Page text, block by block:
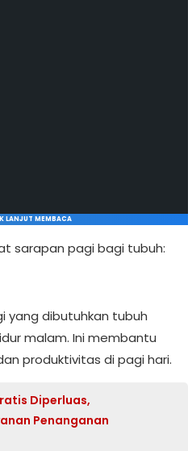
LANJUT MEMBACA
sarapan pagi bagi tubuh:
yang dibutuhkan tubuh
malam. Ini membantu
produktivitas di pagi hari.
Diperluas,
Penanganan